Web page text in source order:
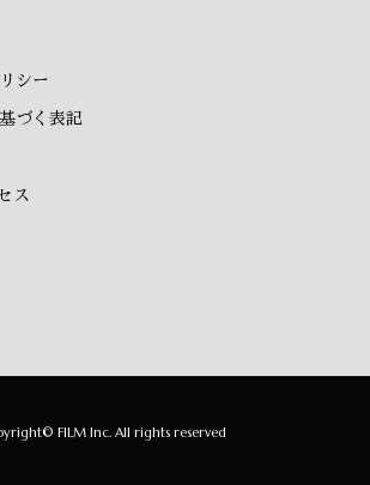
シー
づく表記
ス
FILM Inc. All rights reserved